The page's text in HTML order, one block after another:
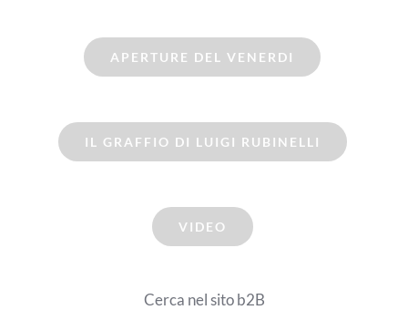
APERTURE DEL VENERDI
IL GRAFFIO DI LUIGI RUBINELLI
VIDEO
Cerca nel sito b2B